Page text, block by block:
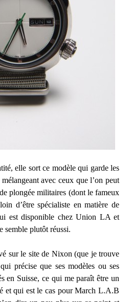
elle sort ce modèle qui garde les
avec ceux que l’on peut
plongée militaires (dont le fameux
d’être spécialiste en matière de
est disponible chez Union LA et
semble plutôt réussi.
sur le site de Nixon (que je trouve
précise que ses modèles ou ses
en Suisse, ce qui me paraît être un
et qui est le cas pour March L.A.B